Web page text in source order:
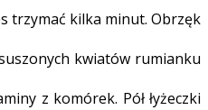
trzymać kilka minut. Obrzęk
kwiatów rumianku
z komórek. Pół łyżeczki